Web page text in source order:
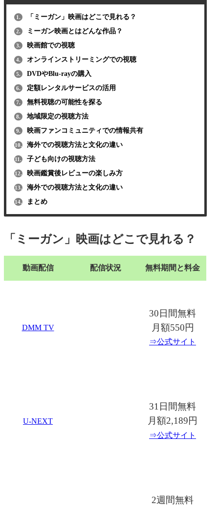
1. 「ミーガン」映画はどこで見れる？
2. ミーガン映画とはどんな作品？
3. 映画館での視聴
4. オンラインストリーミングでの視聴
5. DVDやBlu-rayの購入
6. 定額レンタルサービスの活用
7. 無料視聴の可能性を探る
8. 地域限定の視聴方法
9. 映画ファンコミュニティでの情報共有
10. 海外での視聴方法と文化の違い
11. 子ども向けの視聴方法
12. 映画鑑賞後レビューの楽しみ方
13. 海外での視聴方法と文化の違い
14. まとめ
「ミーガン」映画はどこで見れる？
動画配信 配信状況 無料期間と料金
DMM TV
30日間無料
月額550円
⇒公式サイト
U-NEXT
31日間無料
月額2,189円
⇒公式サイト
2週間無料